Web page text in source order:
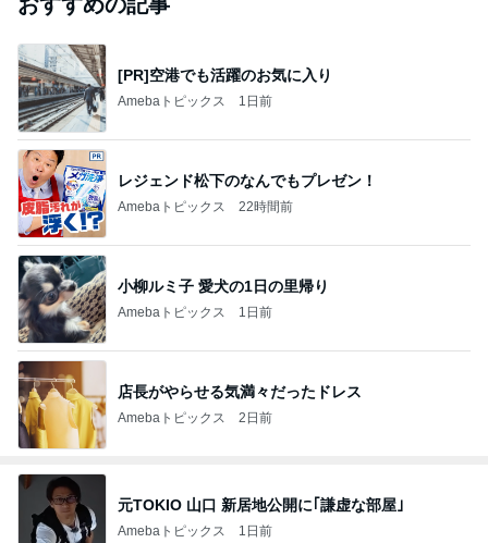
おすすめの記事
[PR]空港でも活躍のお気に入り
Amebaトピックス 1日前
レジェンド松下のなんでもプレゼン！
Amebaトピックス 22時間前
小柳ルミ子 愛犬の1日の里帰り
Amebaトピックス 1日前
店長がやらせる気満々だったドレス
Amebaトピックス 2日前
元TOKIO 山口 新居地公開に｢謙虚な部屋｣
Amebaトピックス 1日前